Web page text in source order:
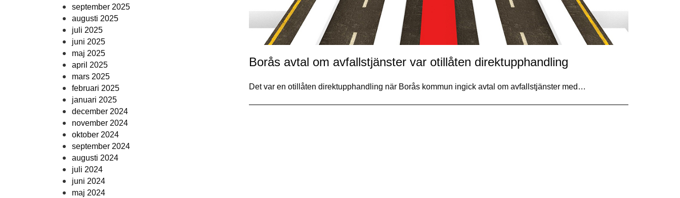
september 2025
augusti 2025
juli 2025
juni 2025
maj 2025
april 2025
mars 2025
februari 2025
januari 2025
december 2024
november 2024
oktober 2024
september 2024
augusti 2024
juli 2024
juni 2024
maj 2024
Borås avtal om avfallstjänster var otillåten direktupphandling
Det var en otillåten direktupphandling när Borås kommun ingick avtal om avfallstjänster med…